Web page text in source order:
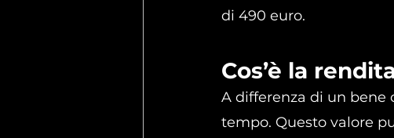
di 490 euro.
Cos’è la
A differenza di un bene
tempo. Questo valore